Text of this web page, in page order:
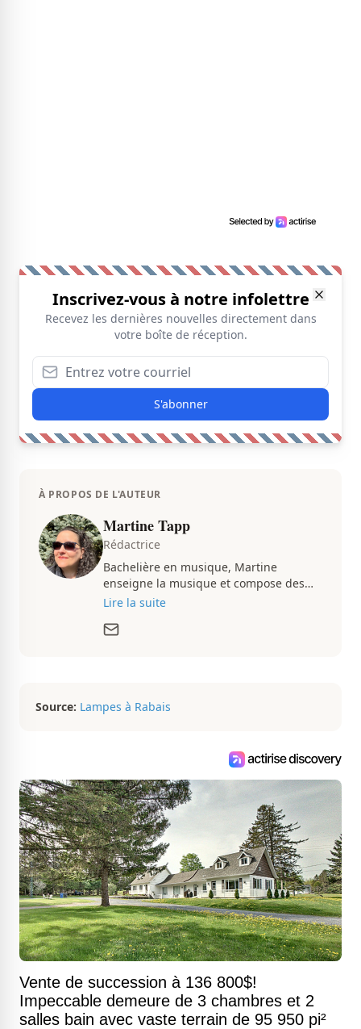
Inscrivez-vous à notre infolettre
Recevez les dernières nouvelles directement dans
votre boîte de réception.
S'abonner
À PROPOS DE L'AUTEUR
Martine Tapp
Rédactrice
Bachelière en musique, Martine
enseigne la musique et compose des
pièces musicales pendant ses temps
d’aménagement intérieur, elle suit de
Lire la suite
Source: Lampes à Rabais
Vente de succession à 136 800$!
Impeccable demeure de 3 chambres et 2
salles bain avec vaste terrain de 95 950 pi²